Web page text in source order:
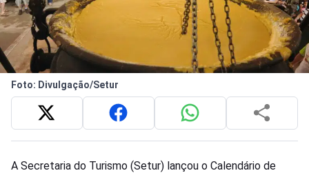
Foto: Divulgação/Setur
A Secretaria do Turismo (Setur) lançou o Calendário de